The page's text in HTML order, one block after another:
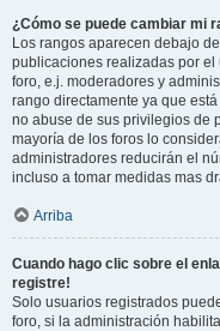
¿Cómo se puede cambiar mi
Los rangos aparecen debajo
publicaciones realizadas por el
foro, e.j. moderadores y
rango directamente ya que
no abuse de sus privilegios de
mayoría de los foros lo
administradores reducirán el
incluso a tomar medidas mas
Arriba
Cuando hago clic sobre el
registre!
Solo usuarios registrados
foro, si la administración